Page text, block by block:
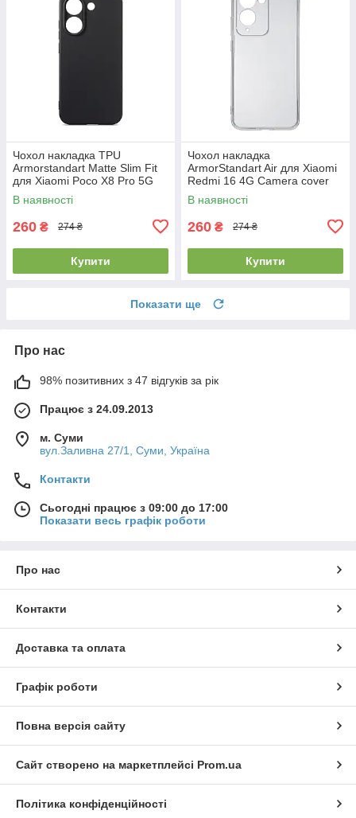
Чохол накладка TPU
Armorstandart Matte Slim Fit
для Xiaomi Poco X8 Pro 5G
Camera cover Black
(ARM90712)
В наявності
260 ₴ 274 ₴
Купити
Чохол накладка
ArmorStandart Air для Xiaomi
Redmi 16 4G Camera cover
Clear (ARM90955)
В наявності
260 ₴ 274 ₴
Купити
Показати ще
Про нас
98% позитивних з 47 відгуків за рік
Працює з 24.09.2013
м. Суми
вул.Заливна 27/1, Суми, Україна
Контакти
Сьогодні працює з 09:00 до 17:00
Показати весь графік роботи
Про нас
Контакти
Доставка та оплата
Графік роботи
Повна версія сайту
Сайт створено на маркетплейсі Prom.ua
Політика конфіденційності